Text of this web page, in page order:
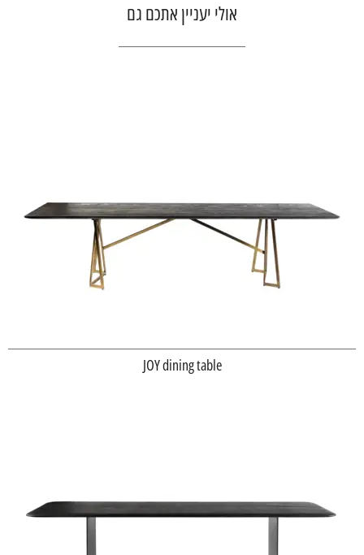
אולי יעניין אתכם גם
JOY dining table